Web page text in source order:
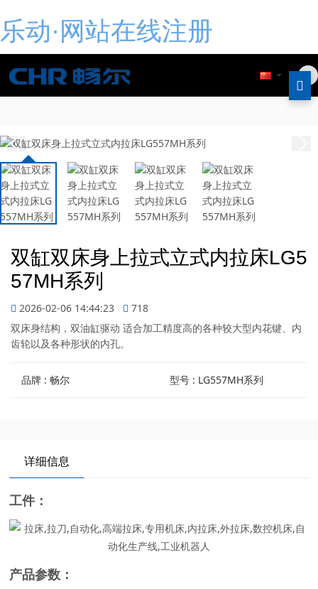
乐动·网站在线注册
双缸双床身上拉式立式内拉床LG5
57MH系列
2026-02-06 14:44:23
718
双床身结构，双油缸驱动 适合加工精度高的各种较大型内花键、内
齿轮以及各种形状的内孔。
品牌 : 畅尔 型号 : LG557MH系列
详细信息
工件：
产品参数：